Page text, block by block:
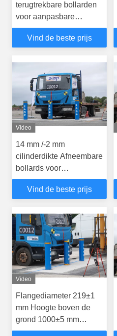
terugtrekbare bollarden
voor aanpasbare
buitenfuncties
Vind de beste prijs
Video
14 mm /-2 mm
cilinderdikte Afneembare
bollards voor
buitenverkeersleiding en
eenvoudige installatie
Vind de beste prijs
Video
Flangediameter 219±1
mm Hoogte boven de
grond 1000±5 mm
Intrekbare bollarden voor